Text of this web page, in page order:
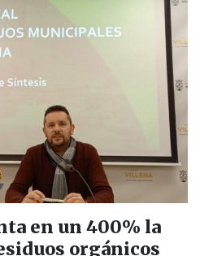
en un 400% la
orgánicos